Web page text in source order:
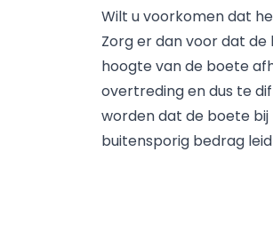
Wilt u voorkomen dat
Zorg er dan voor dat
hoogte van de boete
overtreding en dus te
worden dat de boete
buitensporig bedrag